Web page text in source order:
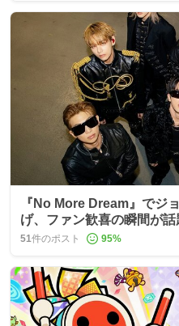
『No More Dream』でジ
げ、ファン歓喜の瞬間が話
51件のポスト 95%